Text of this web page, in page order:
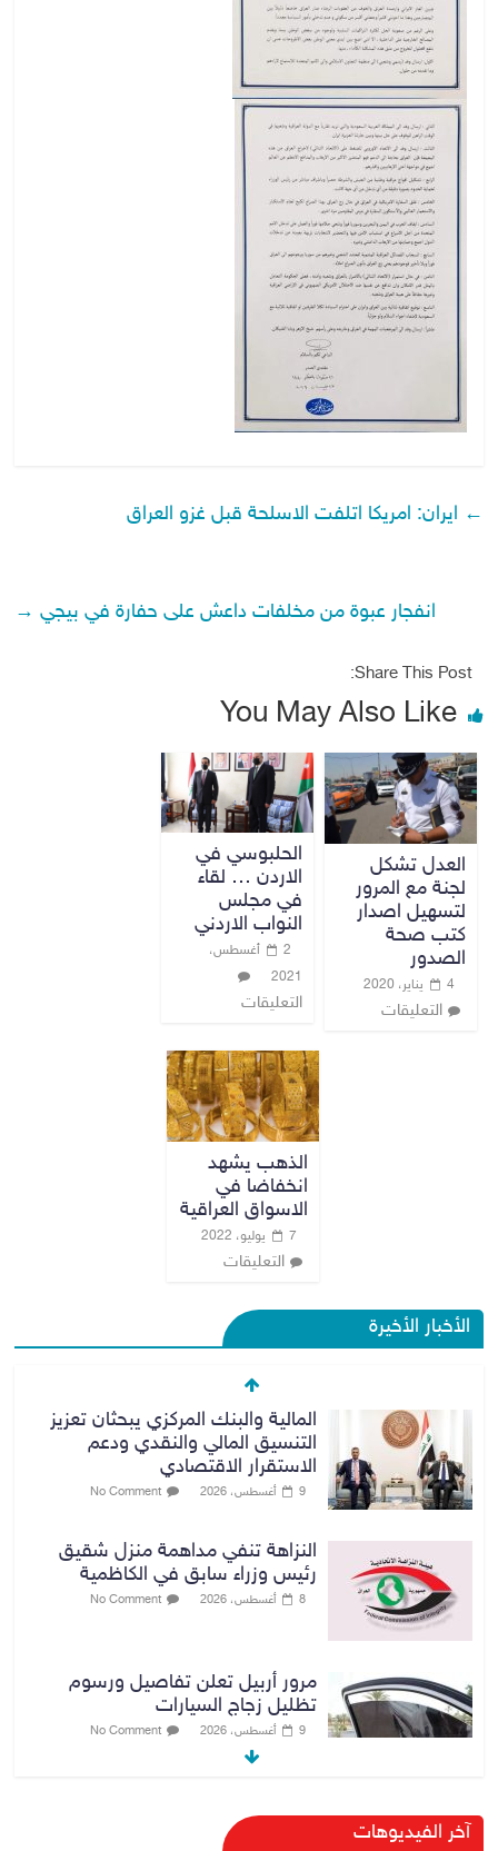
← ايران: امريكا اتلفت الاسلحة قبل غزو العراق
انفجار عبوة من مخلفات داعش على حفارة في بيجي →
Share This Post:
You May Also Like
العدل تشكل
لجنة مع المرور
لتسهيل اصدار
كتب صحة
الصدور
4 يناير، 2020
التعليقات
الحلبوسي في
الاردن … لقاء
في مجلس
النواب الاردني
2 أغسطس،
2021
التعليقات
الذهب يشهد
انخفاضا في
الاسواق العراقية
7 يوليو، 2022
التعليقات
الأخبار الأخيرة
المالية والبنك المركزي يبحثان تعزيز
التنسيق المالي والنقدي ودعم
الاستقرار الاقتصادي
9 أغسطس، 2026 No Comment
النزاهة تنفي مداهمة منزل شقيق
رئيس وزراء سابق في الكاظمية
8 أغسطس، 2026 No Comment
مرور أربيل تعلن تفاصيل ورسوم
تظليل زجاج السيارات
9 أغسطس، 2026 No Comment
صدور أمر قبض بحق وزير العمل
السابق أحمد الأسدي
آخر الفيديوهات